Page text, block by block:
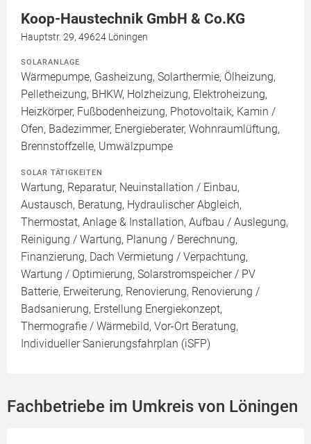
Koop-Haustechnik GmbH & Co.KG
Hauptstr. 29, 49624 Löningen
SOLARANLAGE
Wärmepumpe, Gasheizung, Solarthermie, Ölheizung,
Pelletheizung, BHKW, Holzheizung, Elektroheizung,
Heizkörper, Fußbodenheizung, Photovoltaik, Kamin /
Ofen, Badezimmer, Energieberater, Wohnraumlüftung,
Brennstoffzelle, Umwälzpumpe
SOLAR TÄTIGKEITEN
Wartung, Reparatur, Neuinstallation / Einbau,
Austausch, Beratung, Hydraulischer Abgleich,
Thermostat, Anlage & Installation, Aufbau / Auslegung,
Reinigung / Wartung, Planung / Berechnung,
Finanzierung, Dach Vermietung / Verpachtung,
Wartung / Optimierung, Solarstromspeicher / PV
Batterie, Erweiterung, Renovierung, Renovierung /
Badsanierung, Erstellung Energiekonzept,
Thermografie / Wärmebild, Vor-Ort Beratung,
Individueller Sanierungsfahrplan (iSFP)
Fachbetriebe im Umkreis von Löningen